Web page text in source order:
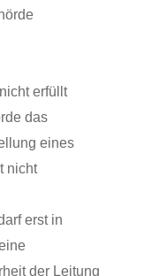
erfüllt
das
eines
nicht
erst in
der Leitung